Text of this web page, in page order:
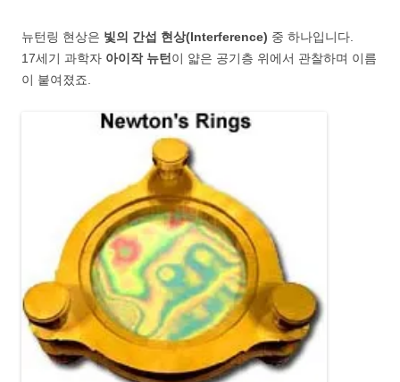
뉴턴링 현상은 빛의 간섭 현상(Interference) 중 하나입니다.
17세기 과학자 아이작 뉴턴 이 얇은 공기층 위에서 관찰하며 이름
이 붙여졌죠.